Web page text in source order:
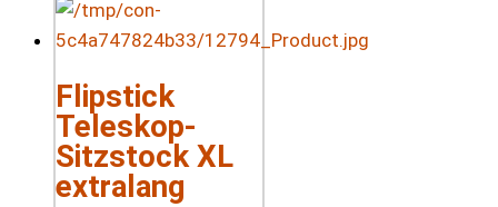
Flipstick
Teleskop-
Sitzstock XL
extralang